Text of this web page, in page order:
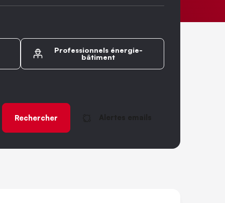
Professionnels énergie-
bâtiment